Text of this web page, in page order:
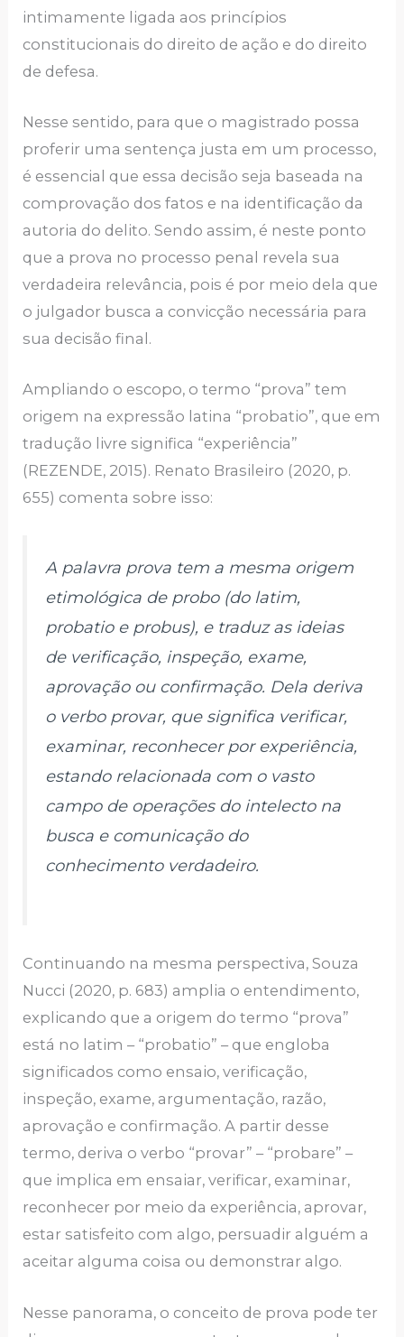
intimamente ligada aos princípios
constitucionais do direito de ação e do direito
de defesa.
Nesse sentido, para que o magistrado possa
proferir uma sentença justa em um processo,
é essencial que essa decisão seja baseada na
comprovação dos fatos e na identificação da
autoria do delito. Sendo assim, é neste ponto
que a prova no processo penal revela sua
verdadeira relevância, pois é por meio dela que
o julgador busca a convicção necessária para
sua decisão final.
Ampliando o escopo, o termo “prova” tem
origem na expressão latina “probatio”, que em
tradução livre significa “experiência”
(REZENDE, 2015). Renato Brasileiro (2020, p.
655) comenta sobre isso:
A palavra prova tem a mesma origem
etimológica de probo (do latim,
probatio e probus), e traduz as ideias
de verificação, inspeção, exame,
aprovação ou confirmação. Dela deriva
o verbo provar, que significa verificar,
examinar, reconhecer por experiência,
estando relacionada com o vasto
campo de operações do intelecto na
busca e comunicação do
conhecimento verdadeiro.
Continuando na mesma perspectiva, Souza
Nucci (2020, p. 683) amplia o entendimento,
explicando que a origem do termo “prova”
está no latim – “probatio” – que engloba
significados como ensaio, verificação,
inspeção, exame, argumentação, razão,
aprovação e confirmação. A partir desse
termo, deriva o verbo “provar” – “probare” –
que implica em ensaiar, verificar, examinar,
reconhecer por meio da experiência, aprovar,
estar satisfeito com algo, persuadir alguém a
aceitar alguma coisa ou demonstrar algo.
Nesse panorama, o conceito de prova pode ter